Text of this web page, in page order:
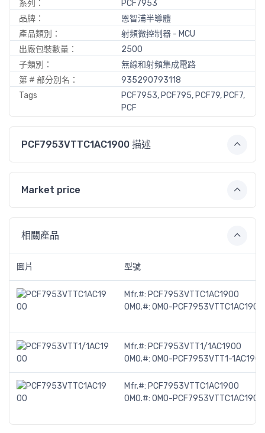
系列：
PCF7953
品牌：
恩智浦半導體
產品類別：
射頻微控制器 - MCU
出廠包裝數量：
2500
子類別：
無線和射頻集成電路
第 # 部分別名：
935290793118
Tags
PCF7953, PCF795, PCF79, PCF7,
PCF
PCF7953VTTC1AC1900 描述
Market price
相關產品
圖片 型號
Mfr.#: PCF7953VTTC1AC1900
OMO.#: OMO-PCF7953VTTC1AC1900
Mfr.#: PCF7953VTT1/1AC1900
OMO.#: OMO-PCF7953VTT1-
Mfr.#: PCF7953VTTC1AC1900
OMO.#: OMO-